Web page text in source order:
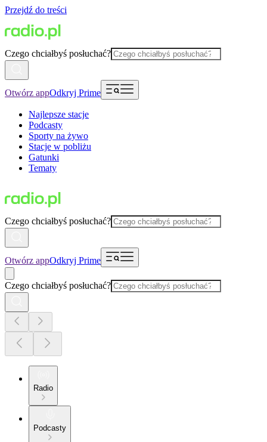
Przejdź do treści
Czego chciałbyś posłuchać?
Otwórz appOdkryj Prime
Najlepsze stacje
Podcasty
Sporty na żywo
Stacje w pobliżu
Gatunki
Tematy
Czego chciałbyś posłuchać?
Otwórz appOdkryj Prime
Czego chciałbyś posłuchać?
Radio
Podcasty